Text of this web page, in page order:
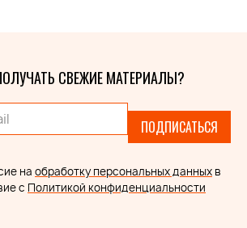
СВЕЖИЕ МАТЕРИАЛЫ?
ПОДПИСАТЬСЯ
на обработку персональных данных в
с Политикой конфиденциальности